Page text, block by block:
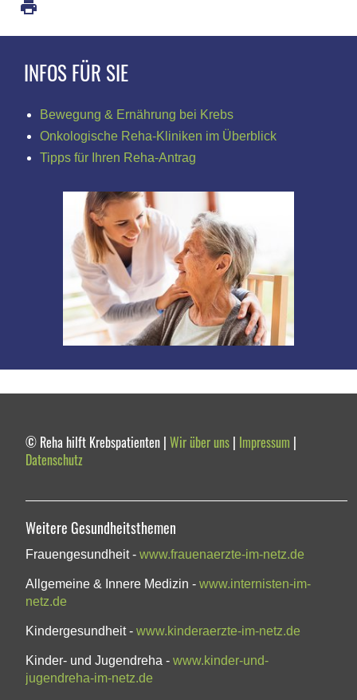
INFOS FÜR SIE
Bewegung & Ernährung bei Krebs
Onkologische Reha-Kliniken im Überblick
Tipps für Ihren Reha-Antrag
© Reha hilft Krebspatienten |Wir über uns | Impressum |
Datenschutz
Weitere Gesundheitsthemen
Frauengesundheit -www.frauenaerzte-im-netz.de
Allgemeine & Innere Medizin -www.internisten-im-
netz.de
Kindergesundheit -www.kinderaerzte-im-netz.de
Kinder- und Jugendreha -www.kinder-und-
jugendreha-im-netz.de